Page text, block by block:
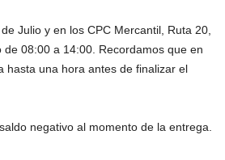
Julio y en los CPC Mercantil, Ruta 20,
08:00 a 14:00. Recordamos que en
hasta una hora antes de finalizar el
negativo al momento de la entrega.